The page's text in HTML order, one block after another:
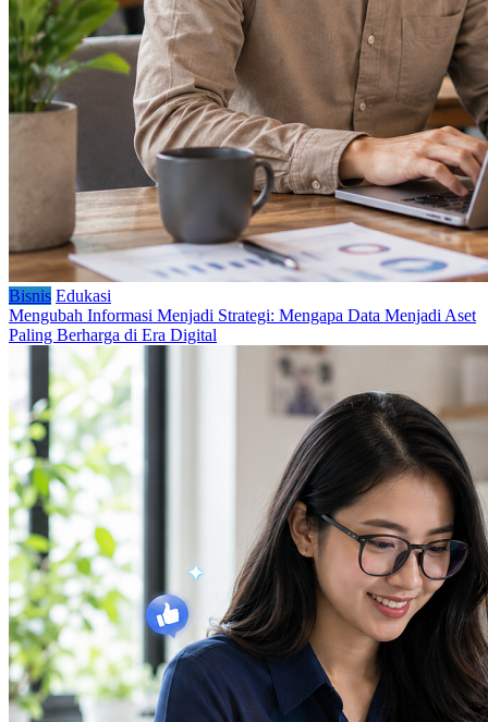
Bisnis Edukasi
Mengubah Informasi Menjadi Strategi: Mengapa Data Menjadi Aset
Paling Berharga di Era Digital